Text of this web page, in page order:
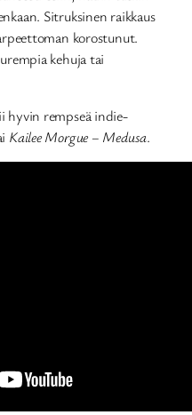
Sitruksinen raikkaus
korostunut.
kehuja tai
hyvin rempseä indie-
Kailee Morgue – Medusa.